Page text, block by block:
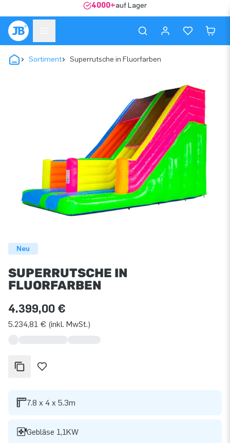
4000+auf Lager
Sortiment Superrutsche in Fluorfarben
Neu
SUPERRUTSCHE IN
FLUORFARBEN
4.399,00 €
5.234,81 € (inkl. MwSt.)
7.8 x 4 x 5.3m
Gebläse 1,1KW